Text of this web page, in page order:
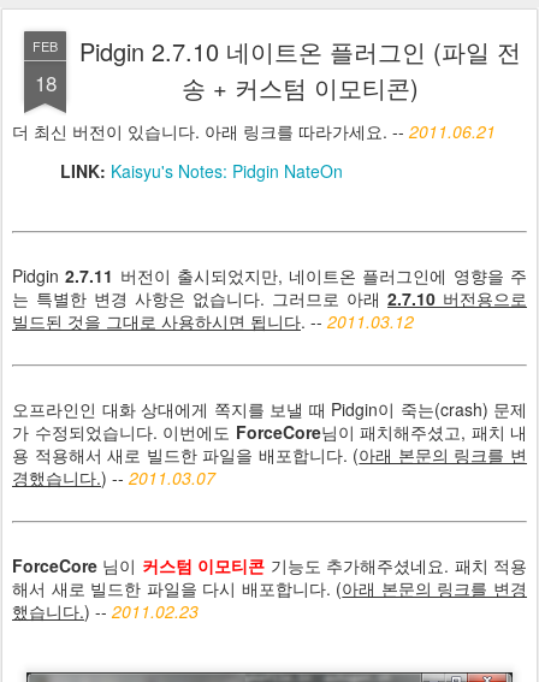
FEB
18
Pidgin 2.7.10 네이트온 플러그인 (파일 전
송 + 커스텀 이모티콘)
더 최신 버전이 있습니다. 아래 링크를 따라가세요. -- 2011.06.21
LINK: Kaisyu's Notes: Pidgin NateOn
Pidgin2.7.11 버전이 출시되었지만, 네이트온 플러그인에 영향을 주
는 특별한 변경 사항은 없습니다. 그러므로 아래 2.7.10 버전용으로
빌드된 것을 그대로 사용하시면 됩니다. -- 2011.03.12
오프라인인 대화 상대에게 쪽지를 보낼 때 Pidgin이 죽는(crash) 문제
가 수정되었습니다. 이번에도 ForceCore님이 패치해주셨고, 패치 내
용 적용해서 새로 빌드한 파일을 배포합니다. (아래 본문의 링크를 변
경했습니다.) -- 2011.03.07
ForceCore 님이 커스텀 이모티콘 기능도 추가해주셨네요. 패치 적용
해서 새로 빌드한 파일을 다시 배포합니다. (아래 본문의 링크를 변경
했습니다.) -- 2011.02.23